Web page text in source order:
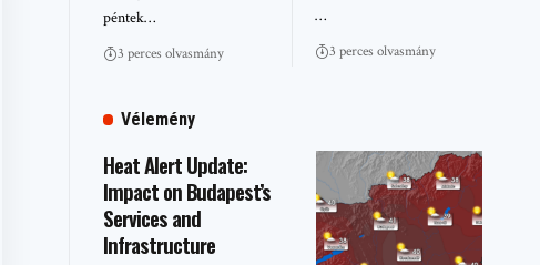
péntek…
3 perces olvasmány
…
3 perces olvasmány
Vélemény
Heat Alert Update:
Impact on Budapest’s
Services and
Infrastructure